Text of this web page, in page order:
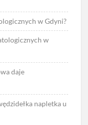
w Gdyni?
w
daje
napletka u